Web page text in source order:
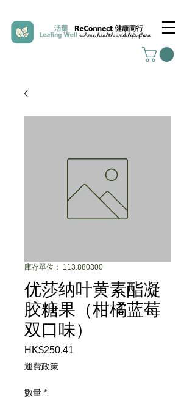
庫存單位： 113.880300
优莎纳叶黄素酯凝
胶糖果（柑橘蓝莓
双口味）
HK$250.41
運費政策
數量 *